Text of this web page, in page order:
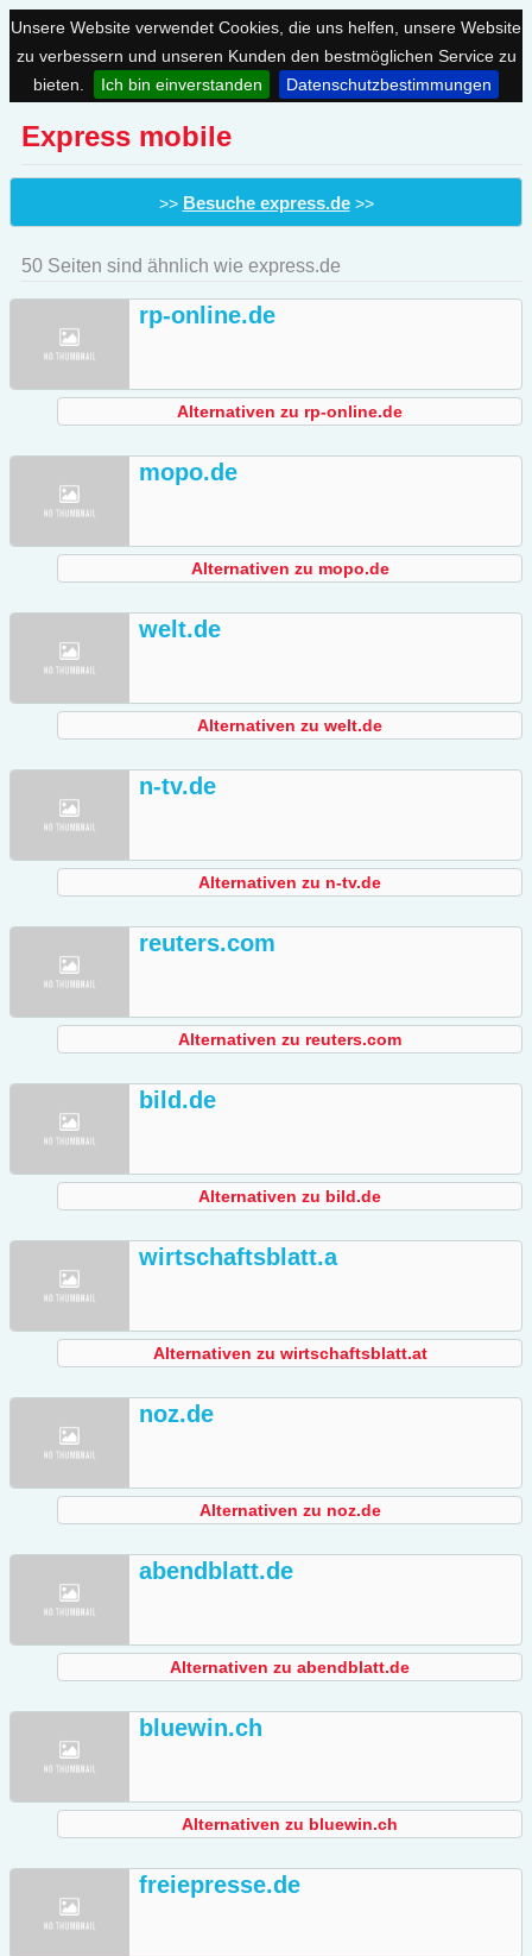
Unsere Website verwendet Cookies, die uns helfen, unsere Website
zu verbessern und unseren Kunden den bestmöglichen Service zu
bieten.
Ich bin einverstanden Datenschutzbestimmungen
Express mobile
>> Besuche express.de>>
50 Seiten sind ähnlich wie express.de
rp-online.de
Alternativen zu rp-online.de
mopo.de
Alternativen zu mopo.de
welt.de
Alternativen zu welt.de
n-tv.de
Alternativen zu n-tv.de
reuters.com
Alternativen zu reuters.com
bild.de
Alternativen zu bild.de
wirtschaftsblatt.a
Alternativen zu wirtschaftsblatt.at
noz.de
Alternativen zu noz.de
abendblatt.de
Alternativen zu abendblatt.de
bluewin.ch
Alternativen zu bluewin.ch
freiepresse.de